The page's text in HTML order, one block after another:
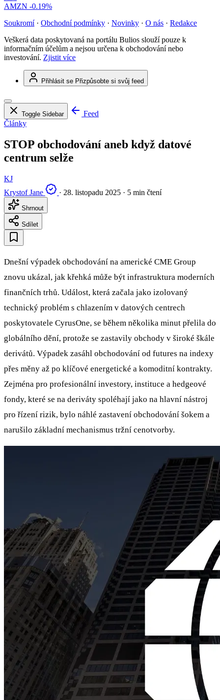
AMZN -0.19%
Soukromí · Obchodní podmínky · Novinky · O nás · Redakce
Veškerá data poskytovaná na portálu Bulios slouží pouze k
informačním účelům a nejsou určena k obchodování nebo
investování. Zjistit více
Přihlásit se Přizpůsobte si svůj feed
Toggle Sidebar
Feed
Články
STOP obchodování aneb když datové
centrum selže
KJ
Krystof Jane
· 28. listopadu 2025 · 5 min čtení
Shrnout
Sdílet
Dnešní výpadek obchodování na americké CME Group
znovu ukázal, jak křehká může být infrastruktura moderních
finančních trhů. Událost, která začala jako izolovaný
technický problém s chlazením v datových centrech
poskytovatele CyrusOne, se během několika minut přelila do
globálního dění, protože se zastavily obchody v široké škále
derivátů. Výpadek zasáhl obchodování od futures na indexy
přes měny až po klíčové energetické a komoditní kontrakty.
Zejména pro profesionální investory, instituce a hedgeové
fondy, které se na deriváty spoléhají jako na hlavní nástroj
pro řízení rizik, bylo náhlé zastavení obchodování šokem a
narušilo základní mechanismus tržní cenotvorby.